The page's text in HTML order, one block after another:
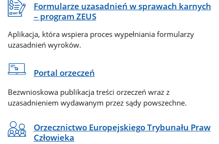
Formularze uzasadnień w sprawach karnych
– program ZEUS
Aplikacja, która wspiera proces wypełniania formularzy
uzasadnień wyroków.
Portal orzeczeń
Bezwnioskowa publikacja treści orzeczeń wraz z
uzasadnieniem wydawanym przez sądy powszechne.
Orzecznictwo Europejskiego Trybunału Praw
Człowieka